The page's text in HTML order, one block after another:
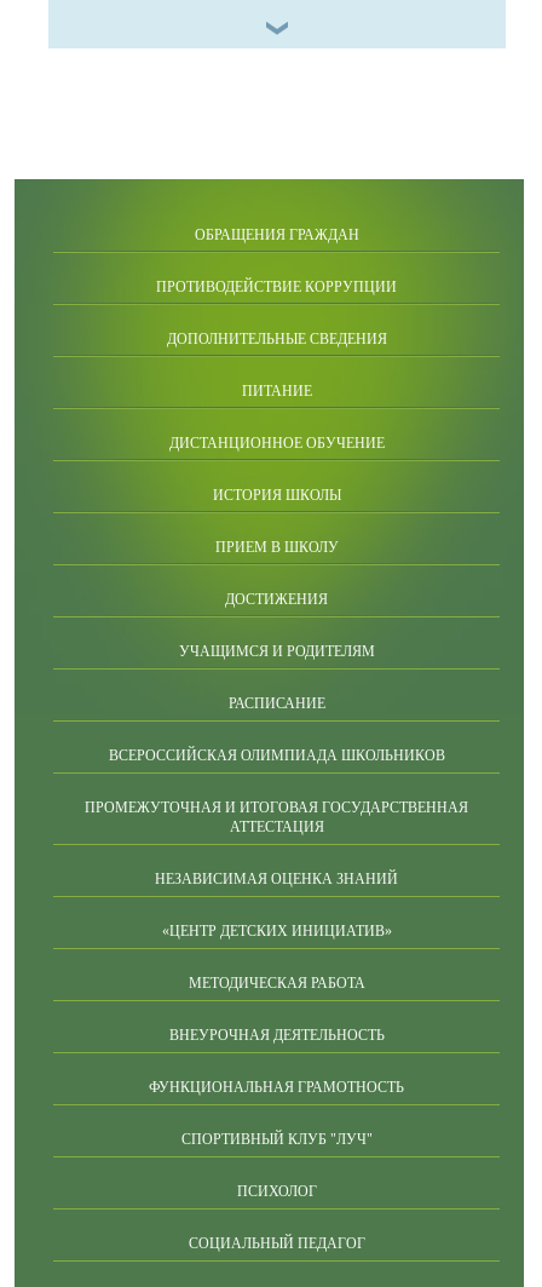
ОБРАЩЕНИЯ ГРАЖДАН
ПРОТИВОДЕЙСТВИЕ КОРРУПЦИИ
ДОПОЛНИТЕЛЬНЫЕ СВЕДЕНИЯ
ПИТАНИЕ
ДИСТАНЦИОННОЕ ОБУЧЕНИЕ
ИСТОРИЯ ШКОЛЫ
ПРИЕМ В ШКОЛУ
ДОСТИЖЕНИЯ
УЧАЩИМСЯ И РОДИТЕЛЯМ
РАСПИСАНИЕ
ВСЕРОССИЙСКАЯ ОЛИМПИАДА ШКОЛЬНИКОВ
ПРОМЕЖУТОЧНАЯ И ИТОГОВАЯ ГОСУДАРСТВЕННАЯ
АТТЕСТАЦИЯ
НЕЗАВИСИМАЯ ОЦЕНКА ЗНАНИЙ
«ЦЕНТР ДЕТСКИХ ИНИЦИАТИВ»
МЕТОДИЧЕСКАЯ РАБОТА
ВНЕУРОЧНАЯ ДЕЯТЕЛЬНОСТЬ
ФУНКЦИОНАЛЬНАЯ ГРАМОТНОСТЬ
СПОРТИВНЫЙ КЛУБ "ЛУЧ"
ПСИХОЛОГ
СОЦИАЛЬНЫЙ ПЕДАГОГ